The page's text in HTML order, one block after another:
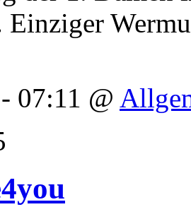
Einziger
07:11 @